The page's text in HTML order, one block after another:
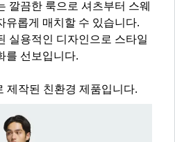
깔끔한 룩으로 셔츠부터 스웨
유롭게 매치할 수 있습니다.
실용적인 디자인으로 스타일
를 선보입니다.
제작된 친환경 제품입니다.